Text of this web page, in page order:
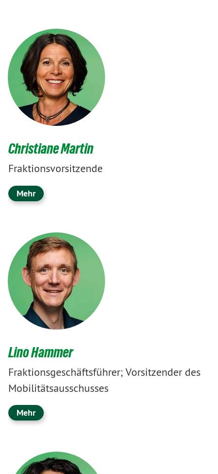
Christiane Martin
Fraktionsvorsitzende
Mehr
Lino Hammer
Fraktionsgeschäftsführer; Vorsitzender des
Mobilitätsausschusses
Mehr